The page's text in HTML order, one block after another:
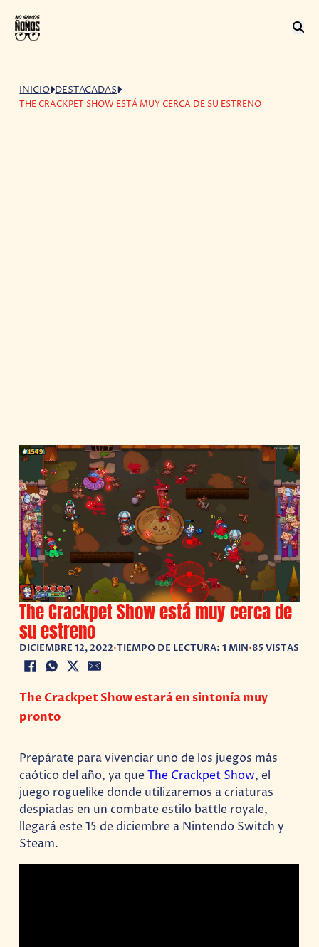
INICIO DESTACADAS
THE CRACKPET SHOW ESTÁ MUY CERCA DE SU ESTRENO
The Crackpet Show está muy cerca de
su estreno
DICIEMBRE 12, 2022•TIEMPO DE LECTURA: 1 MIN•85 VISTAS
The Crackpet Show estará en sintonía muy
pronto
Prepárate para vivenciar uno de los juegos más
caótico del año, ya queThe Crackpet Show, el
juego roguelike donde utilizaremos a criaturas
despiadas en un combate estilo battle royale,
llegará este 15 de diciembre a Nintendo Switch y
Steam.